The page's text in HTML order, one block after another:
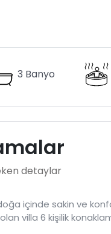
3 Banyo
detaylar
içinde sakin ve
villa 6 kişilik